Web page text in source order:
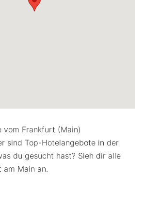
vom Frankfurt (Main)
sind Top-Hotelangebote in der
du gesucht hast? Sieh dir alle
am Main an.